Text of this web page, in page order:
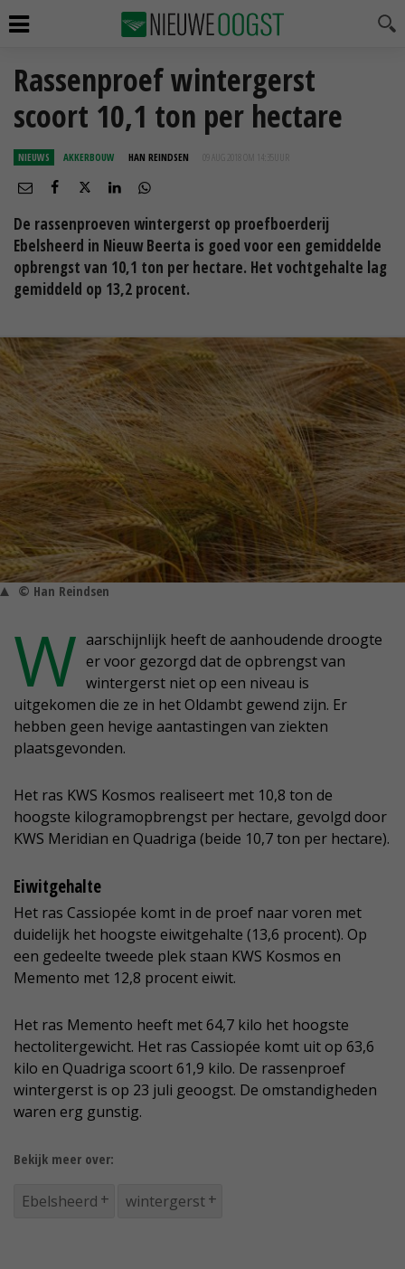
Rassenproef wintergerst
scoort 10,1 ton per hectare
NIEUWS AKKERBOUW HAN REINDSEN 09 AUG 2018 OM 14:35
De rassenproeven wintergerst op proefboerderij
Ebelsheerd in Nieuw Beerta is goed voor een gemiddelde
opbrengst van 10,1 ton per hectare. Het vochtgehalte lag
gemiddeld op 13,2 procent.
© Han Reindsen
W aarschijnlijk heeft de aanhoudende droogte
er voor gezorgd dat de opbrengst van
wintergerst niet op een niveau is
uitgekomen die ze in het Oldambt gewend zijn. Er
hebben geen hevige aantastingen van ziekten
plaatsgevonden.
Het ras KWS Kosmos realiseert met 10,8 ton de
hoogste kilogramopbrengst per hectare, gevolgd door
KWS Meridian en Quadriga (beide 10,7 ton per hectare).
Eiwitgehalte
Het ras Cassiopée komt in de proef naar voren met
duidelijk het hoogste eiwitgehalte (13,6 procent). Op
een gedeelte tweede plek staan KWS Kosmos en
Memento met 12,8 procent eiwit.
Het ras Memento heeft met 64,7 kilo het hoogste
hectolitergewicht. Het ras Cassiopée komt uit op 63,6
kilo en Quadriga scoort 61,9 kilo. De rassenproef
wintergerst is op 23 juli geoogst. De omstandigheden
waren erg gunstig.
Bekijk meer over:
Ebelsheerd wintergerst